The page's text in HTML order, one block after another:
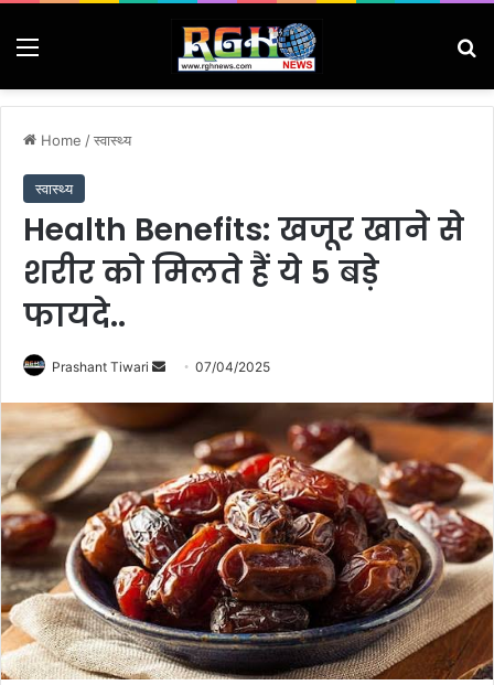
Menu
Home /स्वास्थ्य
स्वास्थ्य
Health Benefits: खजूर खाने से
शरीर को मिलते हैं ये 5 बड़े
फायदे..
Prashant Tiwari
Send
email
07/04/2025